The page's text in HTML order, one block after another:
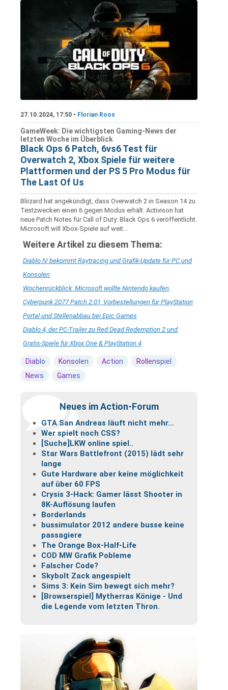
27.10.2024, 17:50 • Florian Roos
GameWeek: Die wichtigsten Gaming-News der
letzten Woche im Überblick
Black Ops 6 Patch, 6vs6 Test für
Overwatch 2, Xbox Spiele für weitere
Plattformen und der PS 5 Pro Modus für
The Last Of Us
Bliizard hat angekündigt, dass Overwatch 2 in Season 14 zu
Testzwecken einen 6 gegen Modus erhält. Activison hat
neue Patch Notes für Call of Duty: Black Ops 6 veröffentlicht.
Microsoft will Xbox-Spiele auf weit...
Weitere Artikel zu diesem Thema:
Diablo IV bekommt Raytracing und Grafik-Update für PC und
Konsolen
Wochenrückblick: Microsoft wollte Nintendo kaufen,
Cyberpunk 2077 Patch 2.01, Vorbestellungen für PlayStation
Portal und Stellenabbau bei Epic Games
Diablo 4, der PC-Trailer zu Red Dead Redemption 2 und
Gratis-Spiele für Xbox One & PlayStation 4
Diablo Konsolen Action
Rollenspiel
News
Games
Neues im Action-Forum
GTA San Andreas läuft nicht mehr...
Wer spielt noch CSS?
[Suche]LKW online spiel..
Star Wars Battlefront (2015) lädt sehr
lange
Gute Hardware aber keine möglichkeit
auf über 60 FPS
Crysis 3-Hack: Gamer lässt Shooter in
8K-Auflösung laufen
Borderlands
bussimulator 2012 andere busse keine
passagiere
The Orange Box-Half-Life
COD MW Grafik Pobleme
Falscher Code?
Skybolt Zack angespielt
Sims 3: Kein Sim bewegt sich mehr?
[Browserspiel] Mytherras Könige - Und
die Legende vom letzten Thron.